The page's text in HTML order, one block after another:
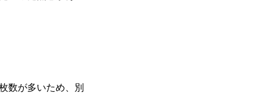
数が多いため、別